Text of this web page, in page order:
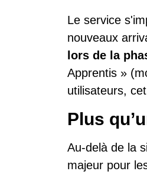
Le service
nouveaux
lors de la
Apprentis »
utilisateurs,
Plus
Au-delà de la
majeur pour